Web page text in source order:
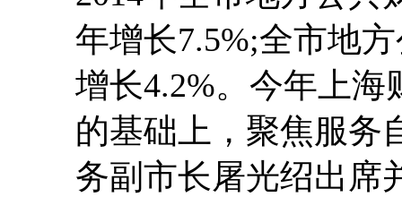
年增长7.5%;全市地
增长4.2%。今年上
的基础上，聚焦服务
务副市长屠光绍出席